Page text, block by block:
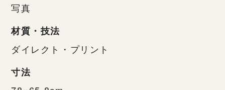
写真
材質・技法
ダイレクト・プリント
寸法